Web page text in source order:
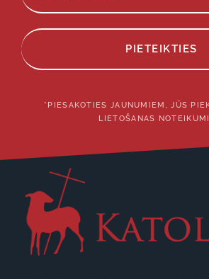
PIETEIKTIES
*PIESAKOTIES JAUNUMIEM, JŪS
LIETOŠANAS